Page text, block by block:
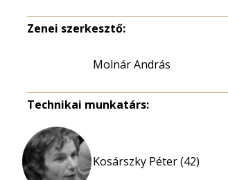
Zenei szerkesztő:
Molnár András
Technikai munkatárs:
Kosárszky Péter (42)